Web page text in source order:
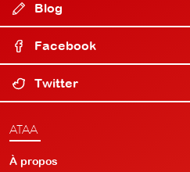
Blog
Facebook
Twitter
ATAA
À propos